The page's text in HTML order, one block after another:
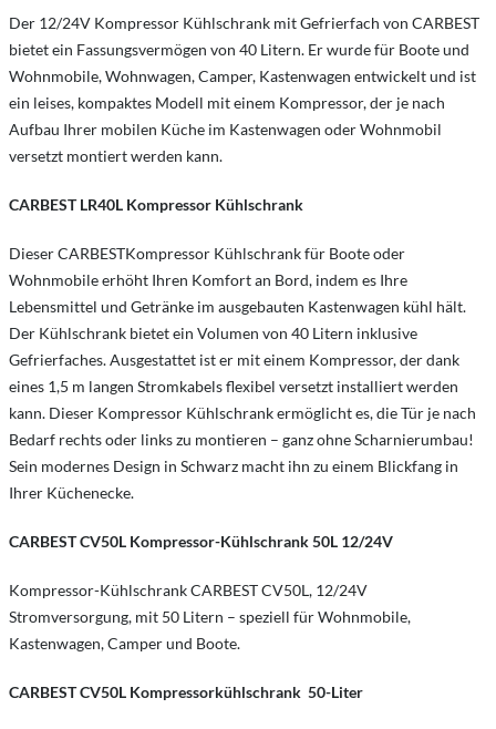
Der 12/24V Kompressor Kühlschrank mit Gefrierfach von CARBEST
bietet ein Fassungsvermögen von 40 Litern. Er wurde für Boote und
Wohnmobile, Wohnwagen, Camper, Kastenwagen entwickelt und ist
ein leises, kompaktes Modell mit einem Kompressor, der je nach
Aufbau Ihrer mobilen Küche im Kastenwagen oder Wohnmobil
versetzt montiert werden kann.
CARBEST LR40L Kompressor Kühlschrank
Dieser CARBESTKompressor Kühlschrank für Boote oder
Wohnmobile erhöht Ihren Komfort an Bord, indem es Ihre
Lebensmittel und Getränke im ausgebauten Kastenwagen kühl hält.
Der Kühlschrank bietet ein Volumen von 40 Litern inklusive
Gefrierfaches. Ausgestattet ist er mit einem Kompressor, der dank
eines 1,5 m langen Stromkabels flexibel versetzt installiert werden
kann. Dieser Kompressor Kühlschrank ermöglicht es, die Tür je nach
Bedarf rechts oder links zu montieren – ganz ohne Scharnierumbau!
Sein modernes Design in Schwarz macht ihn zu einem Blickfang in
Ihrer Küchenecke.
CARBEST CV50L Kompressor-Kühlschrank 50L 12/24V
Kompressor-Kühlschrank CARBEST CV50L, 12/24V
Stromversorgung, mit 50 Litern – speziell für Wohnmobile,
Kastenwagen, Camper und Boote.
CARBESTCV50L Kompressorkühlschrank 50-Liter